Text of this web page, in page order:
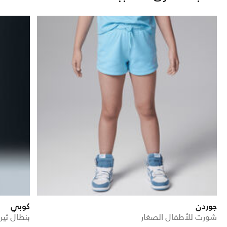
جوردن
شورت للأطفال الصغار
كوبي
بنطال